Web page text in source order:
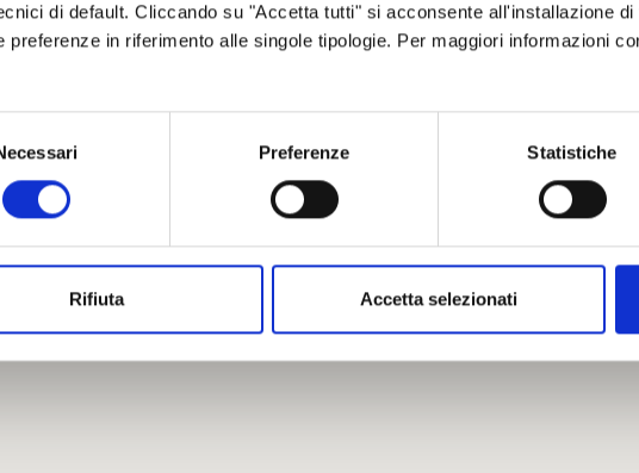
di default. Cliccando su "Accetta tutti" si acconsente all'installazione
preferenze in riferimento alle singole tipologie. Per maggiori informazioni
Preferenze Statistiche
Rifiuta Accetta selezionati
35
35
18